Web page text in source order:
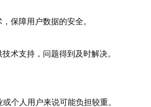
保障用户数据的安全。
术支持，问题得到及时解决。
个人用户来说可能负担较重。